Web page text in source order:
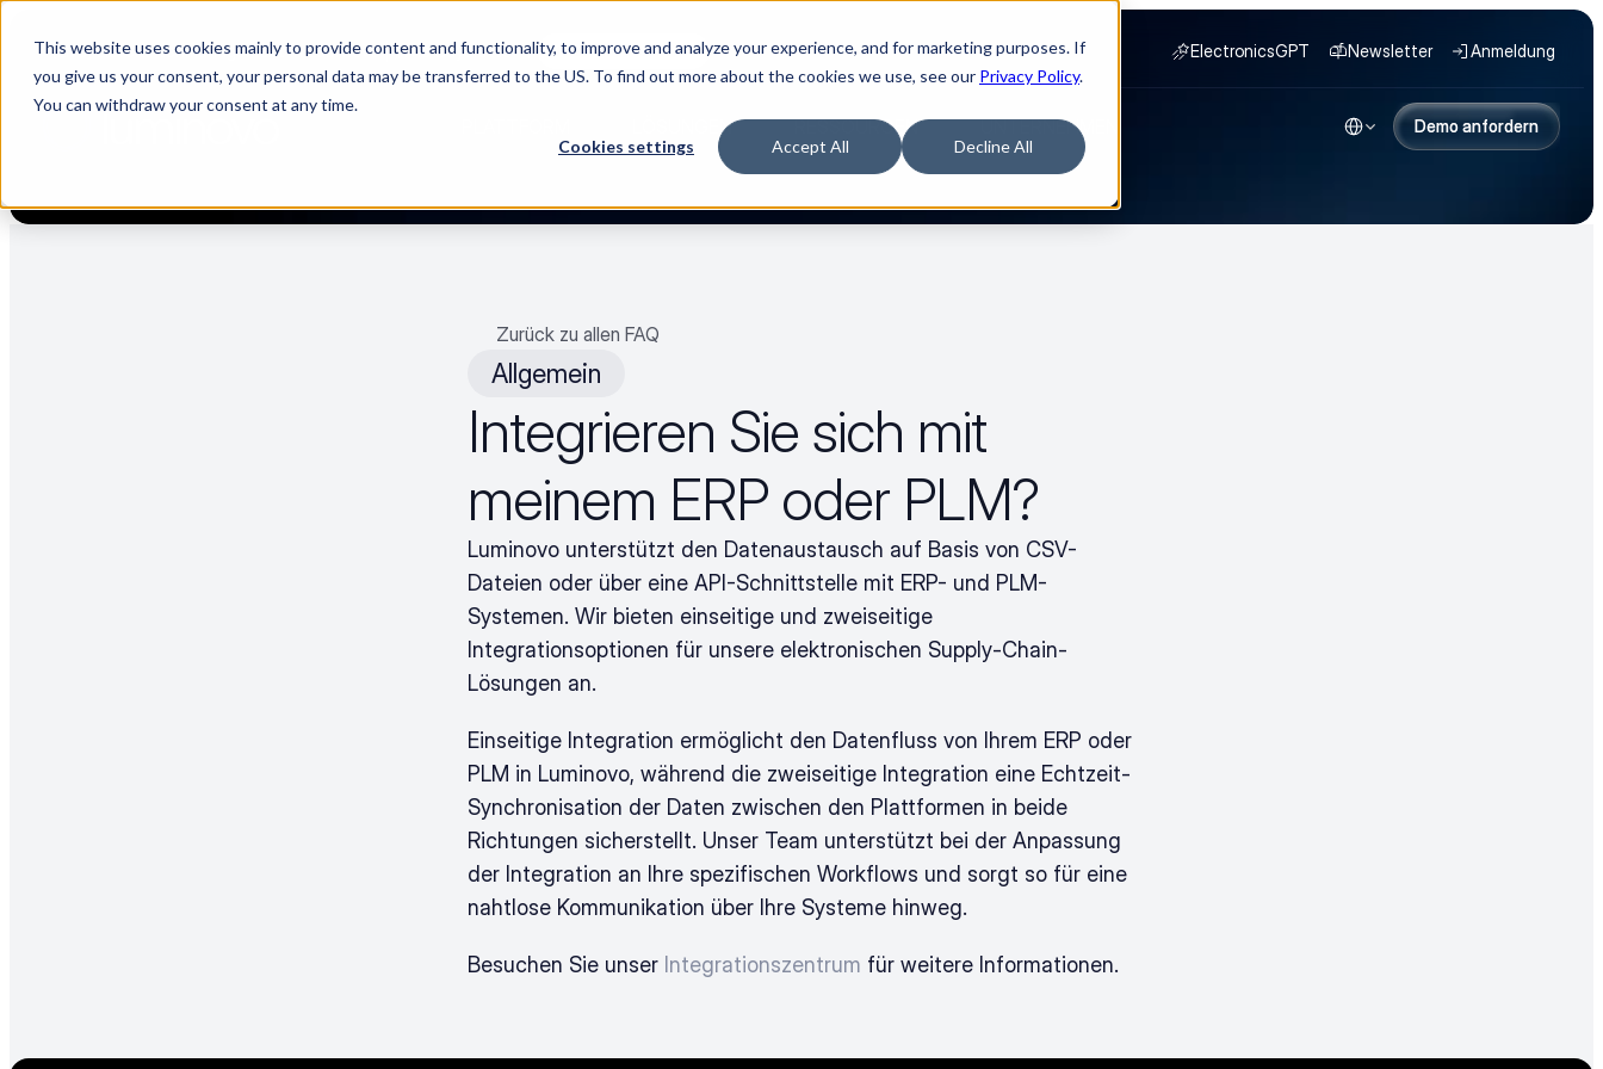
This website uses cookies mainly to provide content and functionality, to improve and analyze your experience, and for marketing purposes. If
you give us your consent, your personal data may be transferred to the US. To find out more about the cookies we use, see our Privacy Policy.
You can withdraw your consent at any time.
Cookies settings Accept All Decline All
[Live] Lieferantenmanagement in Luminovo | „The Buyerette“ 🌹 Jetzt Film ansehen ElectronicsGPT Newsletter Anmeldung
LÖSUNGEN RESSOURCEN UNTERNEHMEN
Select Language
Demo anfordern
Demo anfordern
Zurück zu allen FAQ
Allgemein
Integrieren Sie sich mit
meinem ERP oder PLM?
Luminovo unterstützt den Datenaustausch auf Basis von CSV-
Dateien oder über eine API-Schnittstelle mit ERP- und PLM-
Systemen. Wir bieten einseitige und zweiseitige
Integrationsoptionen für unsere elektronischen Supply-Chain-
Lösungen an.
Einseitige Integration ermöglicht den Datenfluss von Ihrem ERP oder
PLM in Luminovo, während die zweiseitige Integration eine Echtzeit-
Synchronisation der Daten zwischen den Plattformen in beide
Richtungen sicherstellt. Unser Team unterstützt bei der Anpassung
der Integration an Ihre spezifischen Workflows und sorgt so für eine
nahtlose Kommunikation über Ihre Systeme hinweg.
Besuchen Sie unser Integrationszentrum für weitere Informationen.